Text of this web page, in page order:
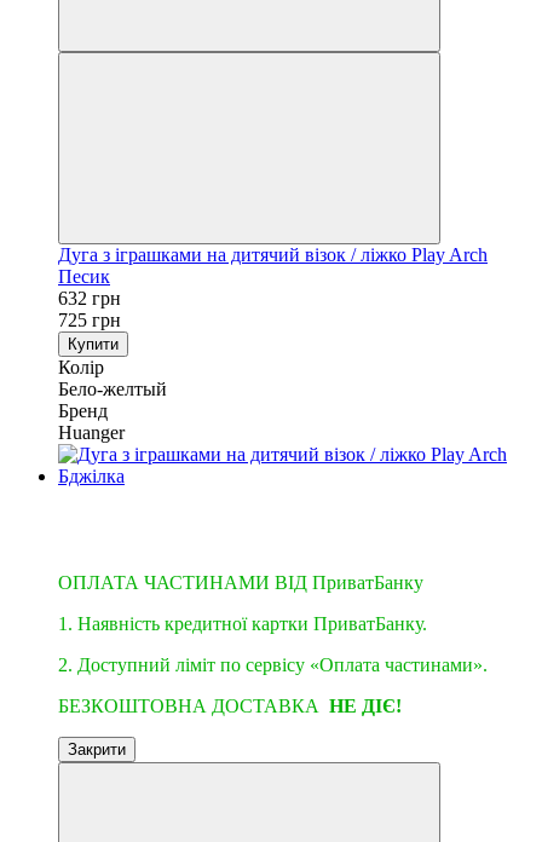
Дуга з іграшками на дитячий візок / ліжко Play Arch
Песик
632 грн
725 грн
Купити
Колір
Бело-желтый
Бренд
Huanger
ОПЛАТА ЧАСТИНАМИ ВІД ПриватБанку
1. Наявність кредитної картки ПриватБанку.
2. Доступний ліміт по сервісу «Оплата частинами».
БЕЗКОШТОВНА ДОСТАВКА НЕ ДІЄ!
Закрити